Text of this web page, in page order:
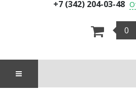
+7 (342) 204-03-48
0